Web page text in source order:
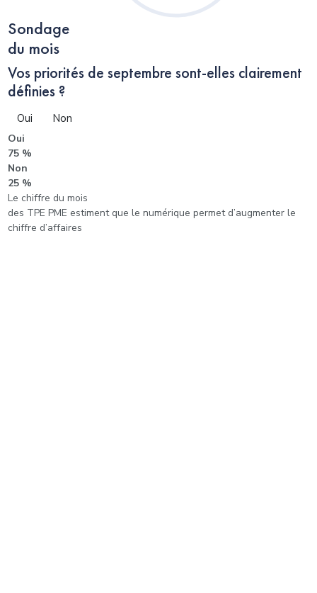
Sondage
du mois
Vos priorités de septembre sont-elles clairement
définies ?
Oui Non
Oui
75 %
Non
25 %
Le chiffre du mois
des TPE PME estiment que le numérique permet d’augmenter le
chiffre d’affaires